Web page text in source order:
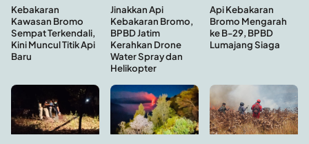
Kebakaran
Kawasan Bromo
Sempat Terkendali,
Kini Muncul Titik Api
Baru
Jinakkan Api
Kebakaran Bromo,
BPBD Jatim
Kerahkan Drone
Water Spray dan
Helikopter
Api Kebakaran
Bromo Mengarah
ke B-29, BPBD
Lumajang Siaga